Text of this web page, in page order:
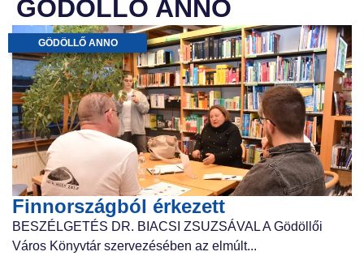
GÖDÖLLŐ ANNO
GÖDÖLLŐ ANNO
Finnországból érkezett
BESZÉLGETÉS DR. BIACSI ZSUZSÁVAL A Gödöllői
Város Könyvtár szervezésében az elmúlt...